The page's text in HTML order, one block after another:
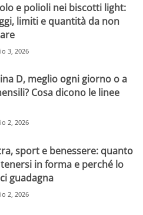
e polioli nei biscotti light:
limiti e quantità da non
3, 2026
D, meglio ogni giorno o a
Cosa dicono le linee
2, 2026
sport e benessere: quanto
in forma e perché lo
guadagna
2, 2026